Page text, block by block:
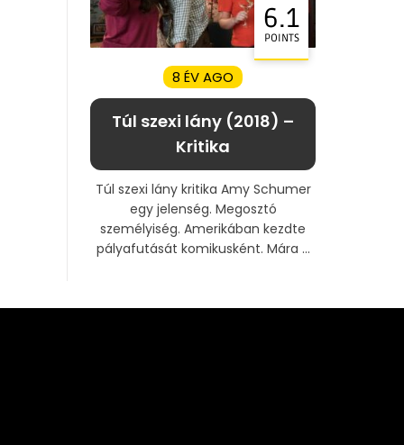
6.1
POINTS
8 ÉV AGO
Túl szexi lány (2018) –
Kritika
Túl szexi lány kritika Amy Schumer
egy jelenség. Megosztó
személyiség. Amerikában kezdte
pályafutását komikusként. Mára ...